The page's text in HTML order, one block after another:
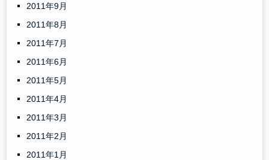
2011年9月
2011年8月
2011年7月
2011年6月
2011年5月
2011年4月
2011年3月
2011年2月
2011年1月